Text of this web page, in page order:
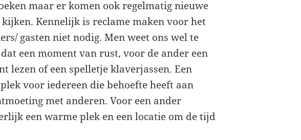
maar er komen ook regelmatig nieuwe
kijken. Kennelijk is reclame maken voor het
gasten niet nodig. Men weet ons wel te
een moment van rust, voor de ander een
lezen of een spelletje klaverjassen. Een
voor iedereen die behoefte heeft aan
met anderen. Voor een ander
een warme plek en een locatie om de tijd